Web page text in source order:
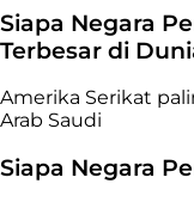
Siapa Negara
Terbesar di
Amerika Serikat
Arab Saudi
Siapa Negara